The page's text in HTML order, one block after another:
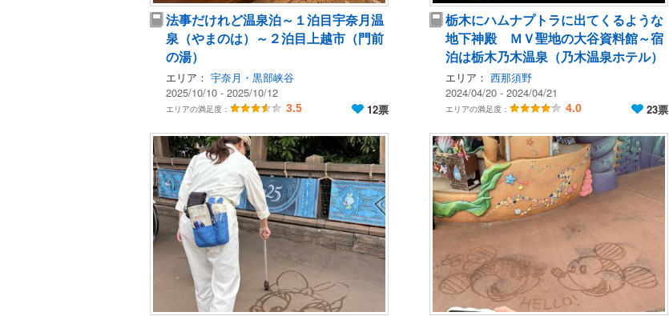
法事だけれど温泉泊～１泊目宇奈月温
泉（やまのは）～２泊目上越市（門前
の湯）
エリア： 宇奈月・黒部峡谷
2025/10/10 - 2025/10/12
エリアの満足度： 3.5 12票
栃木にハムナプトラに出てくるような
地下神殿 ＭＶ聖地の大谷資料館～宿
泊は栃木乃木温泉（乃木温泉ホテル）
エリア： 西那須野
2024/04/20 - 2024/04/21
エリアの満足度： 4.0 23票